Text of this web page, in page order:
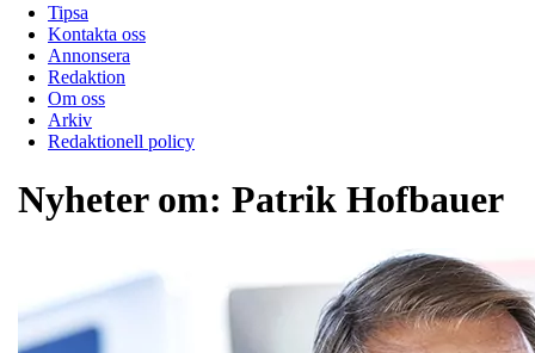
Tipsa
Kontakta oss
Annonsera
Redaktion
Om oss
Arkiv
Redaktionell policy
Nyheter om: Patrik Hofbauer